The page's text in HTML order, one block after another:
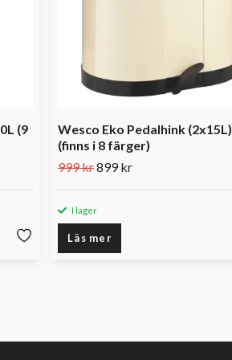
(9
Wesco Eko Pedalhink (2x15L)
(finns i 8 färger)
999 kr899 kr
I lager
Läs mer